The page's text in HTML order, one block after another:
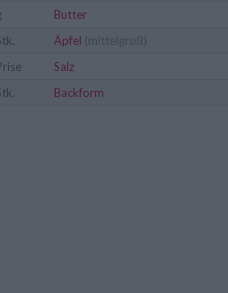
Butter
Äpfel (mittelgroß)
Salz
Backform